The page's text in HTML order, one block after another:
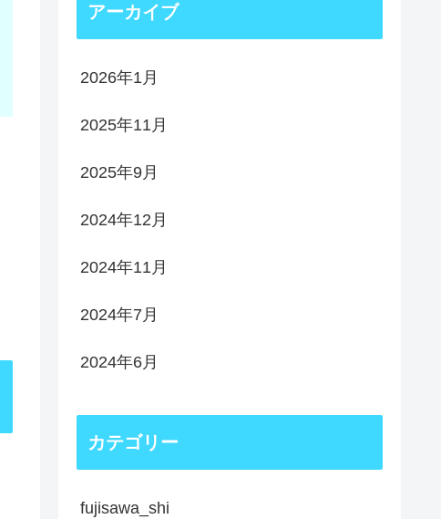
アーカイブ
2026年1月
2025年11月
2025年9月
2024年12月
2024年11月
2024年7月
2024年6月
カテゴリー
fujisawa_shi